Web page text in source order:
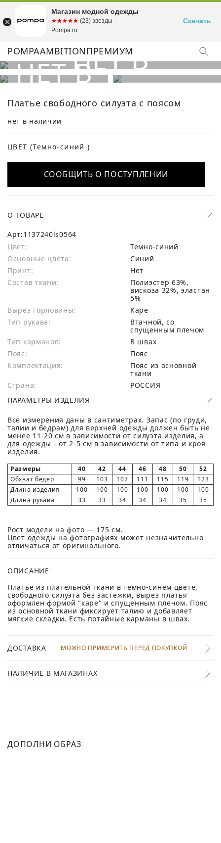
POMPAAMBITIONПРЕМИУМ
Платье свободного силуэта с поясом
нет в наличии
ЦВЕТ (Темно-синий )
СООБЩИТЬ О ПОСТУПЛЕНИИ
О ТОВАРЕ
Арт:1137240ls0564
Цвет:
Темно-синий
Основные цвета:
синий
Принт:
Нет
Состав ткани:
полиэстер 63%,
вискоза 32%, эластан
5%
Вырез горловины:
Каре
Тип рукава:
Втачной, со
спущенным плечом
Тип карманов:
В швах
Пояс:
Пояс
Комплектация:
Пояс из основной
ткани
Страна:
РОССИЯ
ПАРАМЕТРЫ ИЗДЕЛИЯ
Все измерения даны в сантиметрах. Запас (по груди,
талии и бедрам) для верхней одежды должен быть не
менее 11-20 см в зависимости от силуэта изделия, а
для одежды - от 2-5 см в зависимости от типа и кроя
изделия.
Размеры 40 42 44 46 48 50
52
Обхват бедер
99 103 107 111 115 119
123
Длина изделия
100 100 100 100 100 100
100
Длина рукава
33 33 34 34 34 35 35
Рост модели на фото — 175 см.
Цвет одежды на фотографиях может незначительно
отличаться от оригинального.
ОПИСАНИЕ
Платье из плательной ткани в темно-синем цвете,
свободного силуэта без застежки, вырез платья
оформлен формой "каре" и спущенным плечом. Пояс
из основной ткани фиксирует талию и добавляет
мягкие складки. Есть потайные карманы в швах.
ДОСТАВКА МОЖНО ПРИМЕРИТЬ ПЕРЕД ПОКУПКОЙ
НАЛИЧИЕ В МАГАЗИНАХ
ДОПОЛНИ ОБРАЗ
Магазин модной одежды
☆☆☆☆☆
★★★★★ (23) звезды
Pompa.ru
Скачать